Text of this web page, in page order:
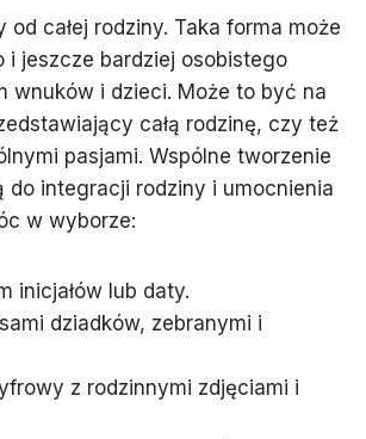
całej rodziny. Taka forma może
i jeszcze bardziej osobistego
wnuków i dzieci. Może to być na
całą rodzinę, czy też
pasjami. Wspólne tworzenie
integracji rodziny i umocnienia
w wyborze:
inicjałów lub daty.
dziadków, zebranymi i
z rodzinnymi zdjęciami i